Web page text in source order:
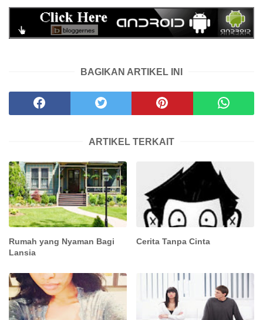
BAGIKAN ARTIKEL INI
ARTIKEL TERKAIT
Rumah yang Nyaman Bagi
Lansia
Cerita Tanpa Cinta